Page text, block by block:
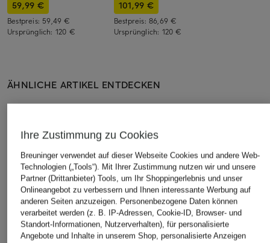
59,99 €
Bestpreis: 59,49 €
Ursprünglich: 120 €
101,99 €
Bestpreis: 86,69 €
Ursprünglich: 120 €
ÄHNLICHE ARTIKEL ENTDECKEN
Ihre Zustimmung zu Cookies
Breuninger verwendet auf dieser Webseite Cookies und andere Web-
Technologien („Tools“). Mit Ihrer Zustimmung nutzen wir und unsere
Partner (Drittanbieter) Tools, um Ihr Shoppingerlebnis und unser
Onlineangebot zu verbessern und Ihnen interessante Werbung auf
anderen Seiten anzuzeigen. Personenbezogene Daten können
verarbeitet werden (z. B. IP-Adressen, Cookie-ID, Browser- und
Standort-Informationen, Nutzerverhalten), für personalisierte
Angebote und Inhalte in unserem Shop, personalisierte Anzeigen